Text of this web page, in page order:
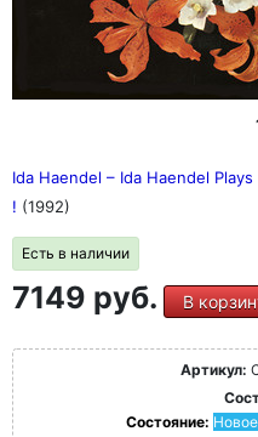
Ida Haendel ‎– Ida Haendel
! (1992)
Есть в наличии
7149 руб. В
Артикул:
Состояние: